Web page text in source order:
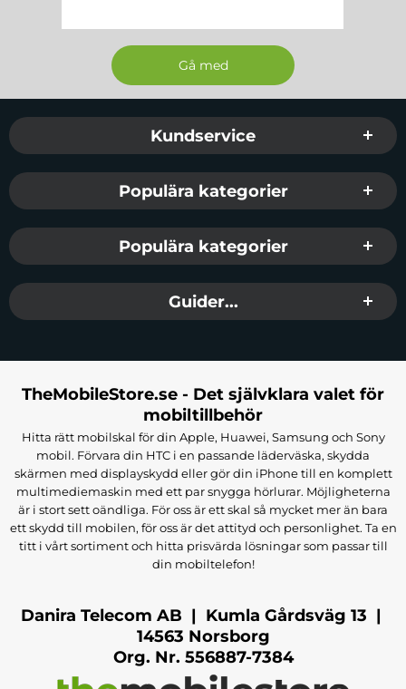
och är designade i Sverige med Svenska kunders
behov i åtanke.
Sidfot Blandad info och länkar
Kundservice
Populära kategorier
Populära kategorier
Guider...
TheMobileStore.se - Det självklara valet för
mobiltillbehör
Hitta rätt mobilskal för din Apple, Huawei, Samsung och Sony
mobil. Förvara din HTC i en passande läderväska, skydda
skärmen med displayskydd eller gör din iPhone till en komplett
multimediemaskin med ett par snygga hörlurar. Möjligheterna
är i stort sett oändliga. För oss är ett skal så mycket mer än bara
ett skydd till mobilen, för oss är det attityd och personlighet. Ta en
titt i vårt sortiment och hitta prisvärda lösningar som passar till
din mobiltelefon!
Danira Telecom AB | Kumla Gårdsväg 13 |
14563 Norsborg
Org. Nr. 556887-7384